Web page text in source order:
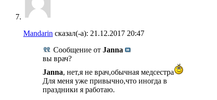
Mandarin сказал(-а): 21.12.2017 20:47
Сообщение от Janna
вы врач?
Janna, нет,я не врач,обычная медсестра
Для меня уже привычно,что иногда в
праздники я работаю.